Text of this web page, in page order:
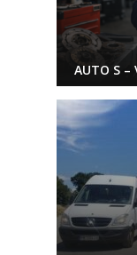
AUTO S –